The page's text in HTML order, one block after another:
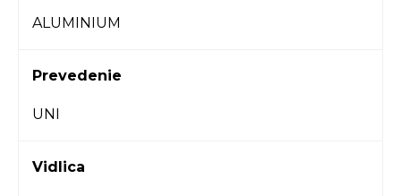
ALUMINIUM
Prevedenie
UNI
Vidlica